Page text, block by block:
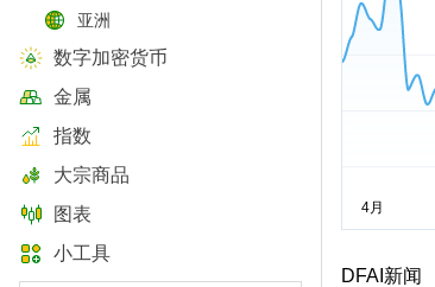
亚洲
数字加密货币
金属
指数
大宗商品
图表
小工具
DFAI新闻